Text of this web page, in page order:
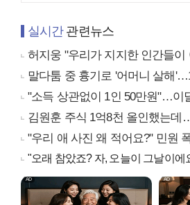
실시간관련뉴스
허지웅 "우리가 지지한 인간들이 이
말다툼 중 흉기로 '어머니 살해
"소득 상관없이 1인 50만원"…이
김원훈 주식 1억8천 올인했는데
"우리 애 사진 왜 적어요?" 민원
"오래 참았죠? 자, 오늘이 그날이에